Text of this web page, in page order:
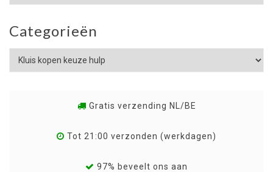
Categorieën
Gratis verzending NL/BE
Tot 21:00 verzonden (werkdagen)
97% beveelt ons aan